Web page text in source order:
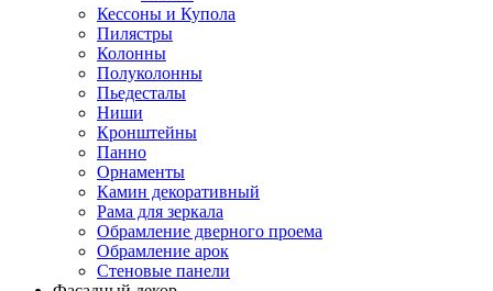
Кессоны и Купола
Пилястры
Колонны
Полуколонны
Пьедесталы
Ниши
Кронштейны
Панно
Орнаменты
Камин декоративный
Рама для зеркала
Обрамление дверного проема
Обрамление арок
Стеновые панели